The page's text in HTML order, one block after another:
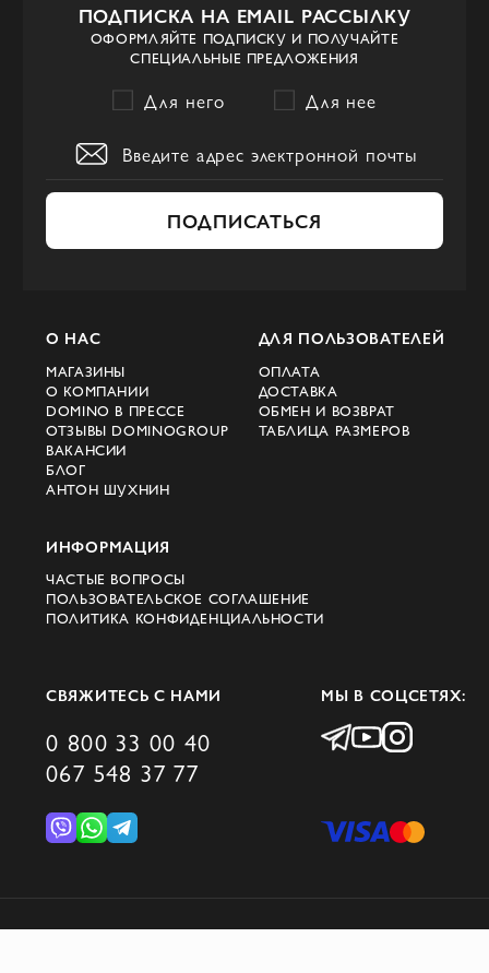
ПОДПИСКА НА EMAIL РАССЫЛКУ
ОФОРМЛЯЙТЕ ПОДПИСКУ И ПОЛУЧАЙТЕ
СПЕЦИАЛЬНЫЕ ПРЕДЛОЖЕНИЯ
Для него Для нее
ПОДПИСАТЬСЯ
О НАС
МАГАЗИНЫ
О КОМПАНИИ
DOMINO В ПРЕССЕ
ОТЗЫВЫ DOMINOGROUP
ВАКАНСИИ
БЛОГ
АНТОН ШУХНИН
ДЛЯ ПОЛЬЗОВАТЕЛЕЙ
ОПЛАТА
ДОСТАВКА
ОБМЕН И ВОЗВРАТ
ТАБЛИЦА РАЗМЕРОВ
ИНФОРМАЦИЯ
ЧАСТЫЕ ВОПРОСЫ
ПОЛЬЗОВАТЕЛЬСКОЕ СОГЛАШЕНИЕ
ПОЛИТИКА КОНФИДЕНЦИАЛЬНОСТИ
СВЯЖИТЕСЬ С НАМИ
0 800 33 00 40
067 548 37 77
МЫ В СОЦСЕТЯХ:
© 2026 DOMINO GROUP